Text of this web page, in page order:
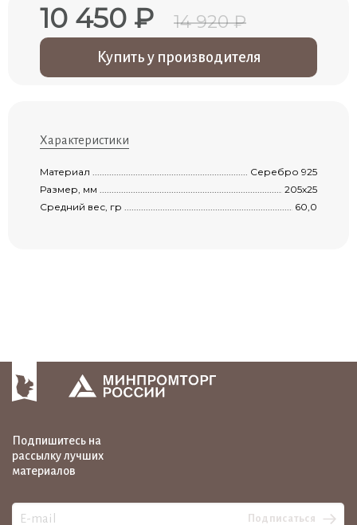
10 450 ₽ 14 920 ₽
Купить у производителя
Характеристики
Материал
Серебро 925
Размер, мм
205х25
Средний вес, гр
60,0
Подпишитесь на
рассылку лучших
материалов
Подписаться